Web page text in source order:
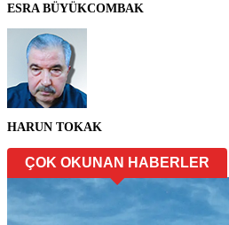
ESRA BÜYÜKCOMBAK
HARUN TOKAK
ÇOK OKUNAN HABERLER